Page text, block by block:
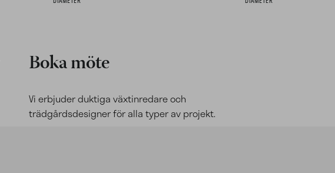
Boka möte
Vi erbjuder duktiga växtinredare och
trädgårdsdesigner för alla typer av projekt.